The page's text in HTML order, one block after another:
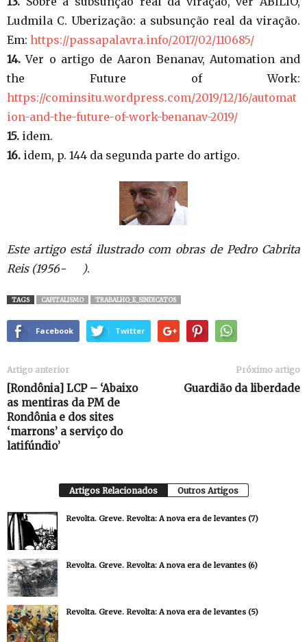
Ludmila C. Uberização: a subsunção real da viração.
Em: https://passapalavra.info/2017/02/110685/
14. Ver o artigo de Aaron Benanav, Automation and
the Future of Work:
https://cominsitu.wordpress.com/2019/12/16/automat
ion-and-the-future-of-work-benanav-2019/
15. idem.
16. idem, p. 144 da segunda parte do artigo.
Este artigo está ilustrado com obras de Pedro Cabrita
Reis (1956- ).
TAGS CAPITALISMO TRABALHO_E_SINDICATOS
Facebook Twitter
Artigo anterior
[Rondônia] LCP – ‘Abaixo
as mentiras da PM de
Rondônia e dos sites
‘marrons’ a serviço do
latifúndio’
Próximo artigo
Guardião da liberdade
Artigos Relacionados Outros Artigos
Revolta. Greve. Revolta: A nova era de levantes (7)
Revolta. Greve. Revolta: A nova era de levantes (6)
Revolta. Greve. Revolta: A nova era de levantes (5)